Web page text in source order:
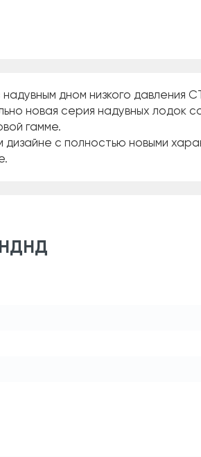
дном низкого давления
новая серия надувных лодок
гамме.
с полностью новыми
НДНД